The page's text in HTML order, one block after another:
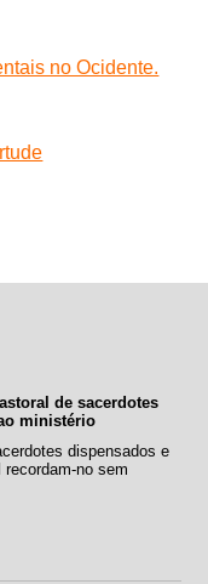
no Ocidente.
de sacerdotes
ministério
dispensados e
no sem